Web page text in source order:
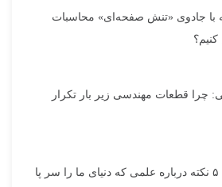
با جادوی «تنش صفحه‌ای» محاسبات
چرا قطعات مهندسی زیر بار تکرار
چرا تایتانیک غرق شد؟ ۵ نکته درباره علمی که دنیای ما را سر پا